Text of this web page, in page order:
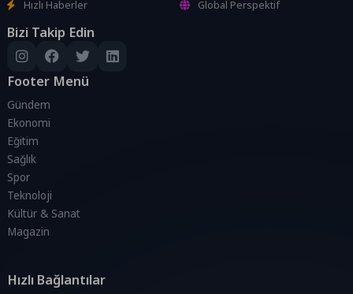
Hızlı Haberler
Global Perspektif
Bizi Takip Edin
Footer Menü
Gündem
Ekonomi
Eğitim
Sağlık
Spor
Teknoloji
Kültür & Sanat
Magazin
Hızlı Bağlantılar